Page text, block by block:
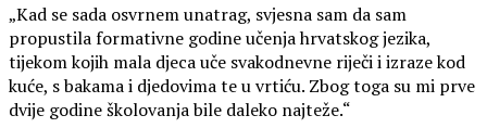
„Kad se sada osvrnem unatrag, svjesna sam da sam
propustila formativne godine učenja hrvatskog jezika,
tijekom kojih mala djeca uče svakodnevne riječi i izraze kod
kuće, s bakama i djedovima te u vrtiću. Zbog toga su mi prve
dvije godine školovanja bile daleko najteže.“